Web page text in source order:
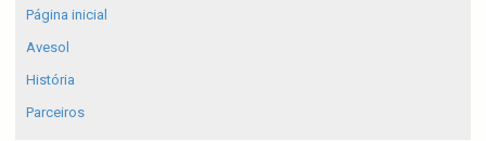
Página inicial
Avesol
História
Parceiros